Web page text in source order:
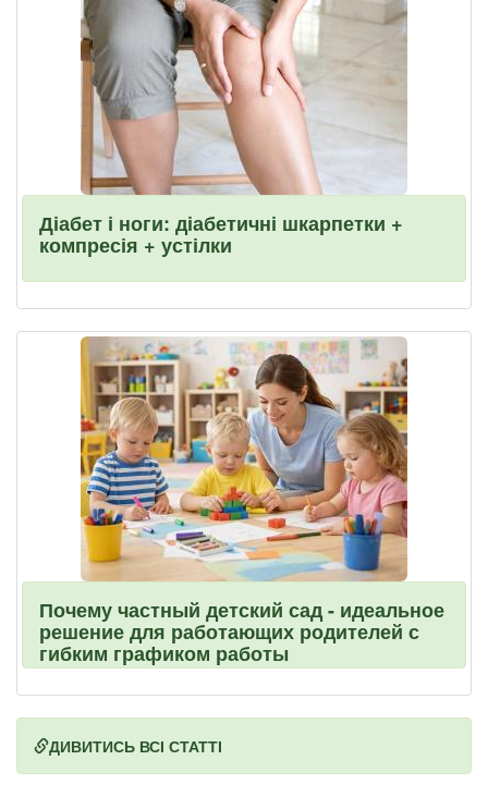
Діабет і ноги: діабетичні шкарпетки +
компресія + устілки
Почему частный детский сад - идеальное
решение для работающих родителей с
гибким графиком работы
ДИВИТИСЬ ВСІ СТАТТІ